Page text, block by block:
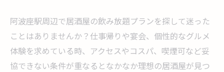
阿波座駅周辺で居酒屋の飲み放題プランを探して迷った
ことはありませんか？仕事帰りや宴会、個性的なグルメ
体験を求めている時、アクセスやコスパ、喫煙可など妥
協できない条件が重なるとなかなか理想の居酒屋が見つ